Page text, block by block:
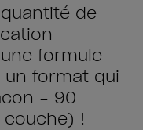
de
formule
un format qui
= 90
!